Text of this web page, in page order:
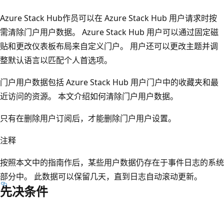
Azure Stack Hub作员可以在 Azure Stack Hub 用户请求时按
需清除门户用户数据。 Azure Stack Hub 用户可以通过固定磁
贴和更改仪表板布局来自定义门户。 用户还可以更改主题并调
整默认语言以匹配个人首选项。
门户用户数据包括 Azure Stack Hub 用户门户中的收藏夹和最
近访问的资源。 本文介绍如何清除门户用户数据。
只有在删除用户订阅后，才能删除门户用户设置。
注释
按照本文中的指南作后，某些用户数据仍存在于事件日志的系统
部分中。 此数据可以保留几天，直到日志自动滚动更新。
先决条件